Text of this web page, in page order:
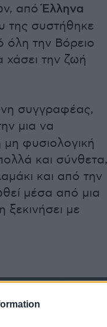
απόΈλληνα
της συστήθηκε
όλη την Βόρειο
χάσει την ζωή
συγγραφέας,
μια να
μη φυσιολογική
και σύνθετα,
και από την
μέσα από μια
ξεκινήσει με